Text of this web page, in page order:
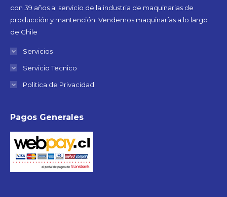
con 39 años al servicio de la industria de maquinarias de
producción y mantención. Vendemos maquinarías a lo largo
de Chile
Servicios
Servicio Tecnico
Politica de Privacidad
Pagos Generales